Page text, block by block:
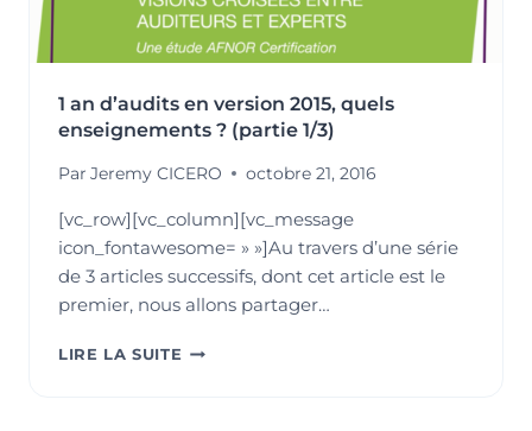
1 an d’audits en version 2015, quels
enseignements ? (partie 1/3)
Par Jeremy CICERO octobre 21, 2016
[vc_row][vc_column][vc_message
icon_fontawesome= » »]Au travers d’une série
de 3 articles successifs, dont cet article est le
premier, nous allons partager…
LIRE LA SUITE